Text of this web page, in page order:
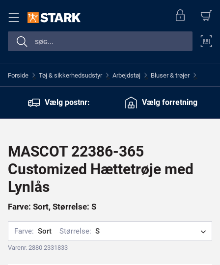
Forside > Tøj & sikkerhedsudstyr > Arbejdstøj > Bluser & trøjer >
Vælg postnr: Vælg forretning
MASCOT 22386-365
Customized Hættetrøje med
Lynlås
Farve: Sort, Størrelse: S
Farve: Sort Størrelse: S
Varenr. 2880 2331833